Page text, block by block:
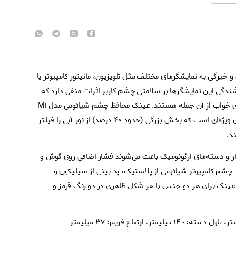
به نمایشگر‌های مختلف مثل تلویزیون، مانیتور کامپیوتر یا
این نمایشگر‌ها بر سلامتی چشم کاربر اثرات منفی دارد که
خستگی چشم، خشکی چشم و اختلال در الگوی خواب از آن جمله هستند. عینک محافظ چشم شیائومی مدل Mi
Computer Glasses HMJ01TS، دارای لنز‌های ویژه‌ای است که بخش بزرگی (حدود ۴۰ درصد) از نور آبی را فیلتر
و دسته‌های ارگونومیک باعث می‌شوند فشار اضافی روی گوش و
کامپیوتر شیائومی از پلاستیک، پد بینی از سیلیکون و
برای هر دو جنس با هر شکل ظاهری در دو رنگ قرمز و